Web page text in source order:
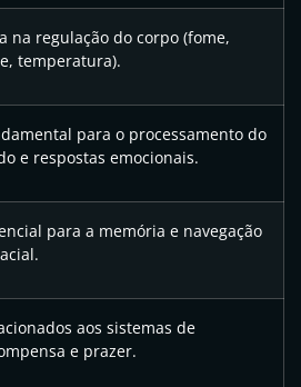
na regulação do corpo (fome,
temperatura).
para o processamento do
e respostas emocionais.
para a memória e navegação
aos sistemas de
e prazer.